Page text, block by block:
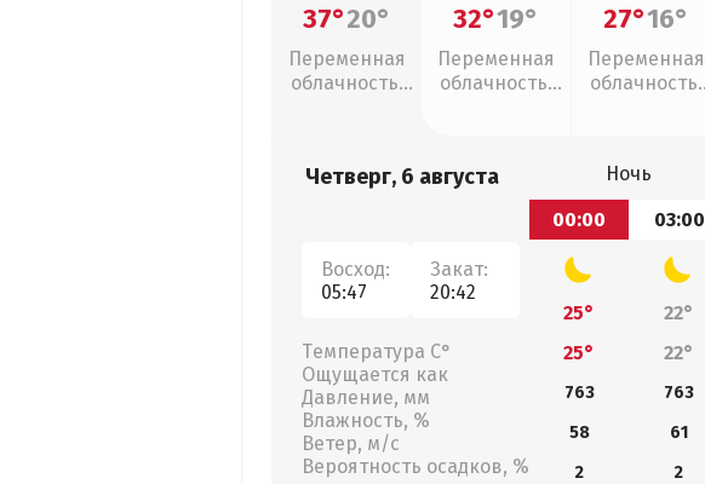
37°20°
Переменная
облачность,
32°19°
Переменная
облачность,
27°16°
Переменная
облачность,
Четверг, 6 августа
Восход:
05:47
Закат:
20:42
Температура С°
Ощущается как
Давление, мм
Влажность, %
Ветер, м/с
Вероятность осадков, %
Ночь
00:00
03:00
25° 22°
25°
22°
763 763
58
61
2
2